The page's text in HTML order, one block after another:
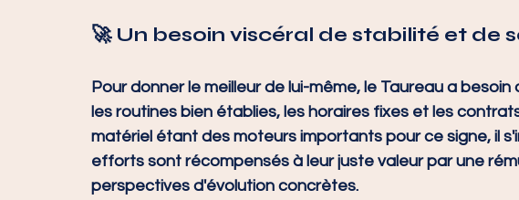
🚀 Un besoin viscéral de stabilité et de
Pour donner le meilleur de lui-même, le Taureau a
les routines bien établies, les horaires fixes et les
matériel étant des moteurs importants pour ce signe, il
efforts sont récompensés à leur juste valeur par une
perspectives d'évolution concrètes.